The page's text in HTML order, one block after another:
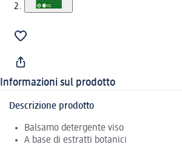
Informazioni sul prodotto
Descrizione prodotto
Balsamo detergente viso
A base di estratti botanici